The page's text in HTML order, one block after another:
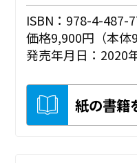
ISBN：978-4-487-
価格9,900円（本体
発売年月日：2020
紙の書籍